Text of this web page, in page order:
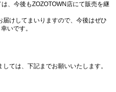
、今後もZOZOTOWN店にて販売を継
けしてまいりますので、今後はぜひ
いです。
ては、下記までお願いいたします。